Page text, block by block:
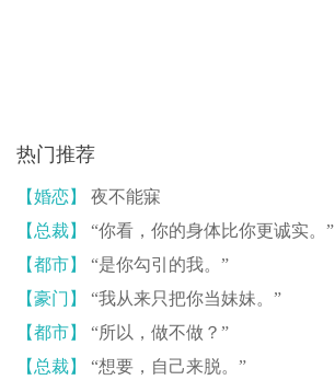
热门推荐
【婚恋】
夜不能寐
【总裁】
“你看，你的身体比你更诚实。”
【都市】
“是你勾引的我。”
【豪门】
“我从来只把你当妹妹。”
【都市】
“所以，做不做？”
【总裁】
“想要，自己来脱。”